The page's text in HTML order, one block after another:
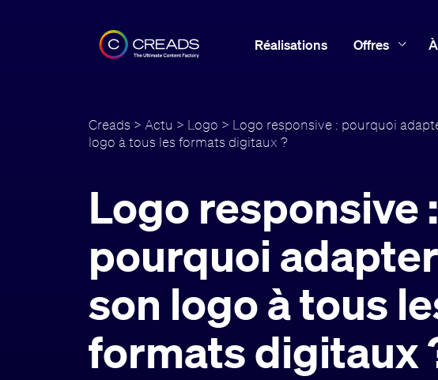
Réalisations Offres
Creads > Actu > Logo > Logo responsive : pourquoi
logo à tous les formats digitaux ?
Logo responsive :
pourquoi adapter
son logo à tous
formats digitaux